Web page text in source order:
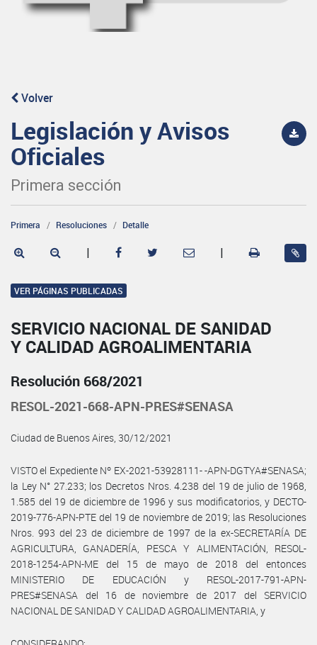
Volver
Legislación y Avisos
Oficiales
Primera sección
Primera Resoluciones Detalle
| |
VER PÁGINAS PUBLICADAS
SERVICIO NACIONAL DE SANIDAD
Y CALIDAD AGROALIMENTARIA
Resolución 668/2021
RESOL-2021-668-APN-PRES#SENASA
Ciudad de Buenos Aires, 30/12/2021
VISTO el Expediente Nº EX-2021-53928111- -APN-DGTYA#SENASA;
la Ley N° 27.233; los Decretos Nros. 4.238 del 19 de julio de 1968,
1.585 del 19 de diciembre de 1996 y sus modificatorios, y DECTO-
2019-776-APN-PTE del 19 de noviembre de 2019; las Resoluciones
Nros. 993 del 23 de diciembre de 1997 de la ex-SECRETARÍA DE
AGRICULTURA, GANADERÍA, PESCA Y ALIMENTACIÓN, RESOL-
2018-1254-APN-ME del 15 de mayo de 2018 del entonces
MINISTERIO DE EDUCACIÓN y RESOL-2017-791-APN-
PRES#SENASA del 16 de noviembre de 2017 del SERVICIO
NACIONAL DE SANIDAD Y CALIDAD AGROALIMENTARIA, y